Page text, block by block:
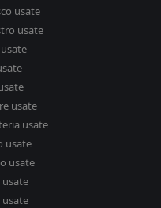
usate
usate
usate
usate
usate
usate
usate
usate